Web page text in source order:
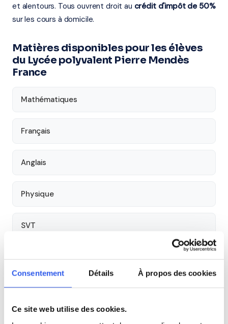
Consentement Détails À propos des cookies
Ce site web utilise des cookies.
et alentours. Tous ouvrent droit au crédit d'impôt de 50%
sur les cours à domicile.
Matières disponibles pour les élèves
du Lycée polyvalent Pierre Mendès
France
Mathématiques
Français
Anglais
Physique
SVT
Philosophie
Histoire
Économie